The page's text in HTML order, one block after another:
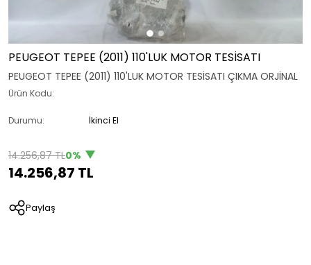
PEUGEOT TEPEE (2011) 110'LUK MOTOR TESİSATI
PEUGEOT TEPEE (2011) 110'LUK MOTOR TESİSATI ÇIKMA ORJİNAL
Ürün Kodu:
Durumu: İkinci El
14.256,87 TL0%
14.256,87 TL
Paylaş